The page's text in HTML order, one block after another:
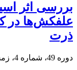
بررسی اثر
علفکش‌ها در
ذرت
دوره 49، شماره 4، زمستان 1397، صفحه